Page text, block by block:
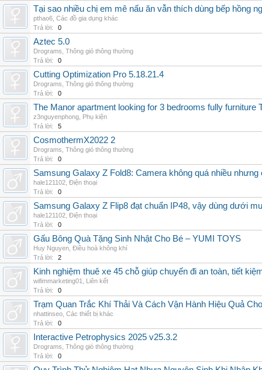
Tại sao nhiều chị em mê nấu ăn vẫn thích dùng bếp hồng
pthao6 Các đồ gia dụng khác
Trả lời:
0
Aztec 5.0
Drograms Thông gió thông thường
Trả lời:
0
Cutting Optimization Pro 5.18.21.4
Drograms Thông gió thông thường
Trả lời:
0
The Manor apartment looking for 3 bedrooms fully furniture
z3nguyenphong Phụ kiện
Trả lời:
5
CosmothermX2022 2
Drograms Thông gió thông thường
Trả lời:
0
Samsung Galaxy Z Fold8: Camera không quá nhiều nhưng
hale121102 Điện thoại
Trả lời:
0
Samsung Galaxy Z Flip8 đạt chuẩn IP48, vậy dùng dưới
hale121102 Điện thoại
Trả lời:
0
Gấu Bông Quà Tặng Sinh Nhật Cho Bé – YUMI TOYS
Huy Nguyen Điều hoà không khí
Trả lời:
2
Kinh nghiệm thuê xe 45 chỗ giúp chuyến đi an toàn, tiết
wifimmarketing01
Liên kết
Trả lời:
0
Trạm Quan Trắc Khí Thải Và Cách Vận Hành Hiệu Quả
nhattinseo Các thiết bị khác
Trả lời:
0
Interactive Petrophysics 2025 v25.3.2
Drograms Thông gió thông thường
Trả lời:
0